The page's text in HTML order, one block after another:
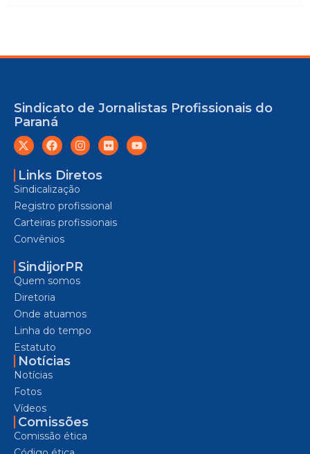
Sindicato de Jornalistas Profissionais do
Paraná
Links Diretos
Sindicalização
Registro profissional
Carteiras profissionais
Convênios
SindijorPR
Quem somos
Diretoria
Onde atuamos
Linha do tempo
Estatuto
Notícias
Notícias
Fotos
Vídeos
Comissões
Comissão ética